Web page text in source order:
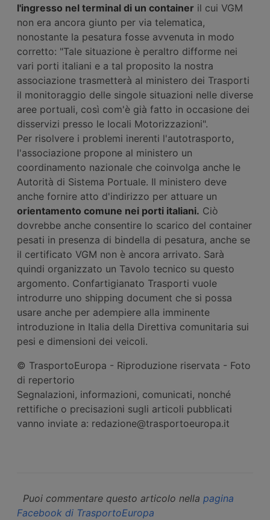
l'ingresso nel terminal di un container il cui VGM
non era ancora giunto per via telematica,
nonostante la pesatura fosse avvenuta in modo
corretto: "Tale situazione è peraltro difforme nei
vari porti italiani e a tal proposito la nostra
associazione trasmetterà al ministero dei Trasporti
il monitoraggio delle singole situazioni nelle diverse
aree portuali, così com'è già fatto in occasione dei
disservizi presso le locali Motorizzazioni".
Per risolvere i problemi inerenti l'autotrasporto,
l'associazione propone al ministero un
coordinamento nazionale che coinvolga anche le
Autorità di Sistema Portuale. Il ministero deve
anche fornire atto d'indirizzo per attuare un
orientamento comune nei porti italiani. Ciò
dovrebbe anche consentire lo scarico del container
pesati in presenza di bindella di pesatura, anche se
il certificato VGM non è ancora arrivato. Sarà
quindi organizzato un Tavolo tecnico su questo
argomento. Confartigianato Trasporti vuole
introdurre uno shipping document che si possa
usare anche per adempiere alla imminente
introduzione in Italia della Direttiva comunitaria sui
pesi e dimensioni dei veicoli.
© TrasportoEuropa - Riproduzione riservata - Foto
di repertorio
Segnalazioni, informazioni, comunicati, nonché
rettifiche o precisazioni sugli articoli pubblicati
vanno inviate a: redazione@trasportoeuropa.it
Puoi commentare questo articolo nella pagina
Facebook di TrasportoEuropa